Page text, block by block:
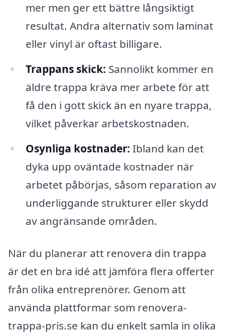
mer men ger ett bättre långsiktigt
resultat. Andra alternativ som laminat
eller vinyl är oftast billigare.
Trappans skick: Sannolikt kommer en
äldre trappa kräva mer arbete för att
få den i gott skick än en nyare trappa,
vilket påverkar arbetskostnaden.
Osynliga kostnader: Ibland kan det
dyka upp oväntade kostnader när
arbetet påbörjas, såsom reparation av
underliggande strukturer eller skydd
av angränsande områden.
När du planerar att renovera din trappa
är det en bra idé att jämföra flera offerter
från olika entreprenörer. Genom att
använda plattformar som renovera-
trappa-pris.se kan du enkelt samla in olika